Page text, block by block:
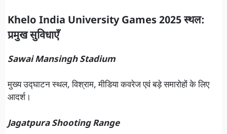
Khelo India University Games 2025 स्थल:
प्रमुख सुविधाएँ
Sawai Mansingh Stadium
मुख्य उद्घाटन स्थल, विश्राम, मीडिया कवरेज एवं बड़े समारोहों के लिए
आदर्श।
Jagatpura Shooting Range